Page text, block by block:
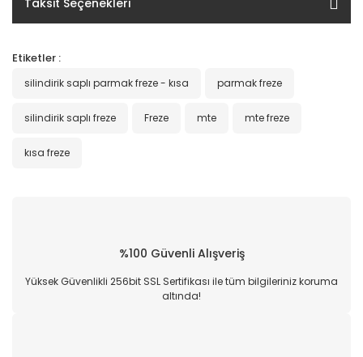
Etiketler :
silindirik saplı parmak freze - kısa parmak freze
silindirik saplı freze Freze mte mte freze
kısa freze
%100 Güvenli Alışveriş
Yüksek Güvenlikli 256bit SSL Sertifikası ile tüm bilgileriniz koruma
altında!